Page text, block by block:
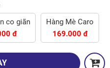
co giãn
đ
Hàng Mè Caro
169.000 đ